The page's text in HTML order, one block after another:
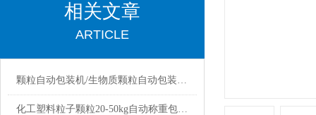
相关文章
ARTICLE
颗粒自动包装机/生物质颗粒自动包装机厂家批发价
化工塑料粒子颗粒20-50kg自动称重包装机厂家